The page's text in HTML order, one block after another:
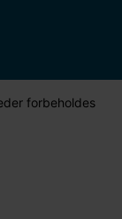
forbeholdes